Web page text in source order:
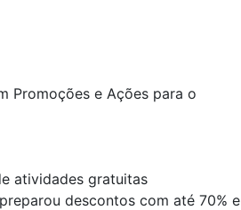
Promoções e Ações para o
atividades gratuitas
descontos com até 70% e